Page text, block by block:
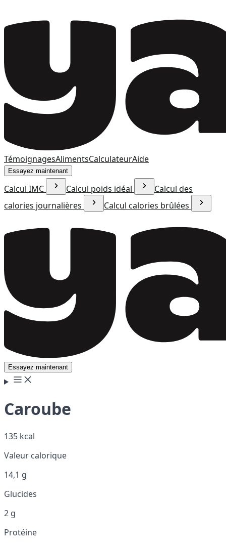
TémoignagesAlimentsCalculateurAide
Essayez maintenant
Calcul IMC Calcul poids idéal
Calcul des
calories journalières
Calcul calories brûlées
Essayez maintenant
Caroube
135 kcal
Valeur calorique
14,1 g
Glucides
2 g
Protéine